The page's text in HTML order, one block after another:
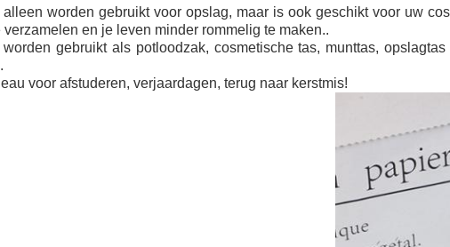
worden gebruikt voor opslag, maar is ook geschikt voor uw
en je leven minder rommelig te maken..
gebruikt als potloodzak, cosmetische tas, munttas,
voor afstuderen, verjaardagen, terug naar kerstmis!